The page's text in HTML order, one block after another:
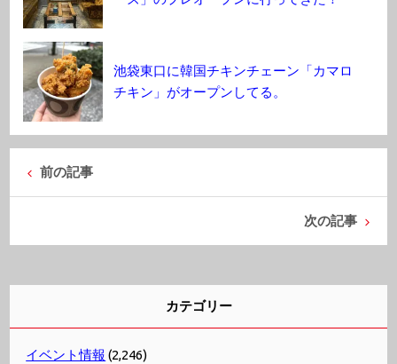
池袋東口に韓国チキンチェーン「カマロ
チキン」がオープンしてる。
前の記事
次の記事
カテゴリー
イベント情報 (2,246)